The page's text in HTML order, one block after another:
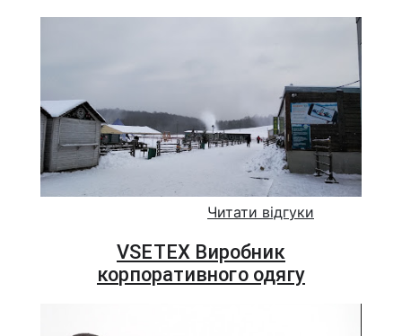
Читати відгуки
VSETEX Виробник
корпоративного одягу